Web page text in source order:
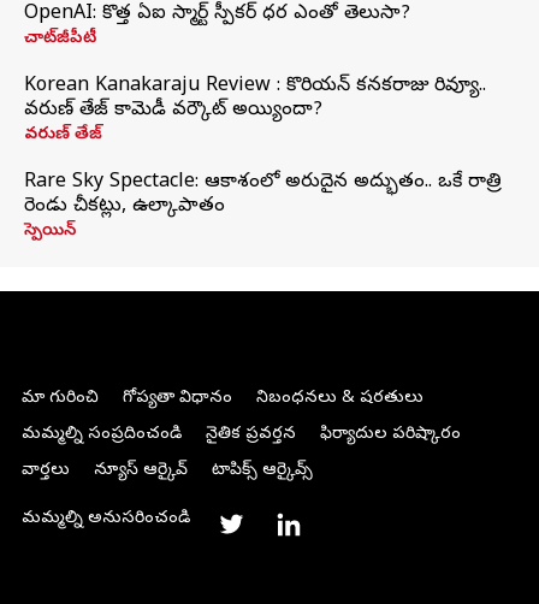
OpenAI: కొత్త ఏఐ స్మార్ట్ స్పీకర్ ధర ఎంతో తెలుసా?
చాట్‌జీపీటీ
Korean Kanakaraju Review : కొరియన్ కనకరాజు రివ్యూ..
వరుణ్ తేజ్ కామెడీ వర్కౌట్ అయ్యిందా?
వరుణ్ తేజ్
Rare Sky Spectacle: ఆకాశంలో అరుదైన అద్భుతం.. ఒకే రాత్రి
రెండు చీకట్లు, ఉల్కాపాతం
స్పెయిన్
మా గురించి గోప్యతా విధానం
నిబంధనలు & షరతులు
మమ్మల్ని సంప్రదించండి
నైతిక ప్రవర్తన
ఫిర్యాదుల పరిష్కారం
వార్తలు
న్యూస్ ఆర్కైవ్ టాపిక్స్ ఆర్కైవ్స్
మమ్మల్ని అనుసరించండి